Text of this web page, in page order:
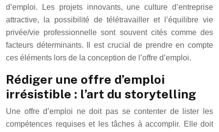
d’emploi. Les projets innovants, une culture d’entreprise
attractive, la possibilité de télétravailler et l’équilibre vie
privée/vie professionnelle sont souvent cités comme des
facteurs déterminants. Il est crucial de prendre en compte
ces éléments lors de la conception de l’offre d’emploi.
Rédiger une offre d’emploi
irrésistible : l’art du storytelling
Une offre d’emploi ne doit pas se contenter de lister les
compétences requises et les tâches à accomplir. Elle doit